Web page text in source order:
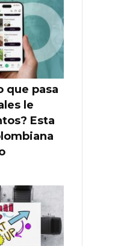
que pasa
le
Esta